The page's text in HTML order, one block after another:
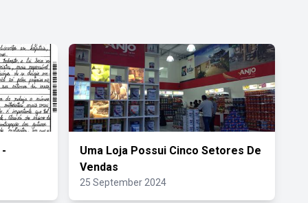
Uma Loja Possui Cinco Setores De
Vendas
25 September 2024